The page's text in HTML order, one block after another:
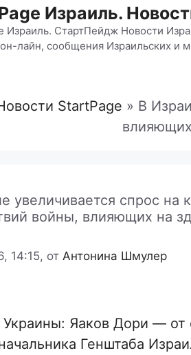
Израиль.
Израиль. СтартПейдж Новости
лайн, сообщения Израильских и
StartPage » В
увеличивается спрос на
войны, влияющих на
14:15, от Антонина Шмулер
Украины: Яаков Дори —
Генштаба